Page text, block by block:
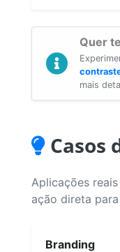
Quer
mais
Casos
Aplicações
ação direta
Branding